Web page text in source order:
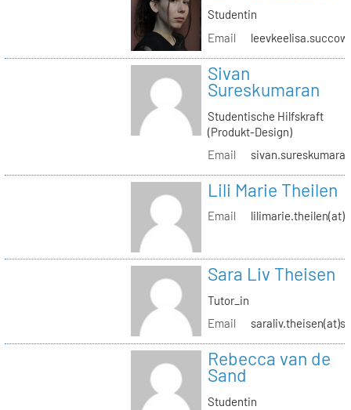
Studentin
Email
Sivan
Sureskumaran
Studentische Hilfskraft
(Produkt-Design)
Email
Lili Marie Theilen
Email
Sara Liv Theisen
Tutor_in
Email
Rebecca van de
Sand
Studentin